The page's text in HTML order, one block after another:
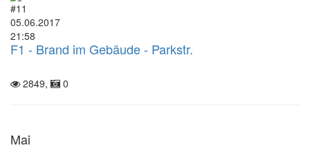
#11
05.06.2017
21:58
F1 - Brand im Gebäude - Parkstr.
2849, 0
Mai